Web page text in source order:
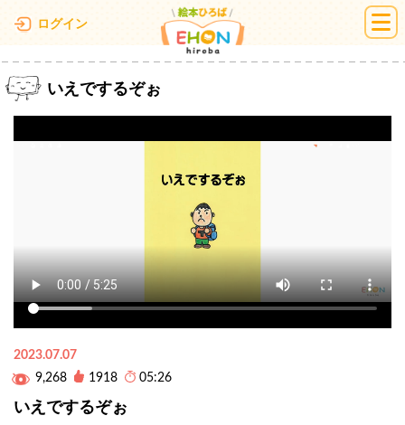
ログイン 絵本ひろば
いえでするぞぉ
2023.07.07
9,268
1918 05:26
いえでするぞぉ